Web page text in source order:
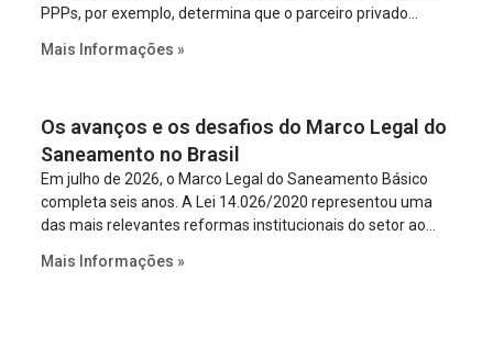
PPPs, por exemplo, determina que o parceiro privado
empreendimento. Ou seja, a suposta “fraude à licitação” é
projeto a projeto.
Mais Informações »
Os avanços e os desafios do Marco Legal do
Saneamento no Brasil
Em julho de 2026, o Marco Legal do Saneamento Básico
completa seis anos. A Lei 14.026/2020 representou uma
das mais relevantes reformas institucionais do setor ao
serviços, ampliar a participação da iniciativa privada,
Mais Informações »